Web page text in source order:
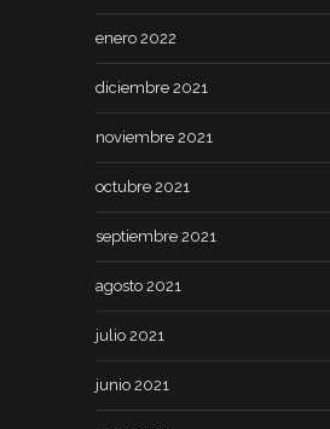
enero 2022
diciembre 2021
noviembre 2021
octubre 2021
septiembre 2021
agosto 2021
julio 2021
junio 2021